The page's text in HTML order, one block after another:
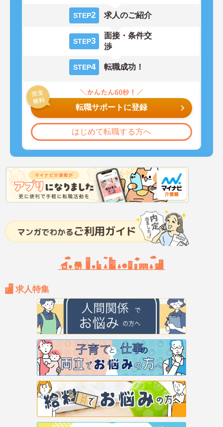
STEP2 求人のご紹介
STEP3
面接・条件交
渉
STEP4 転職成功！
転職サポートに登録
はじめて転職する方へ
求人特集